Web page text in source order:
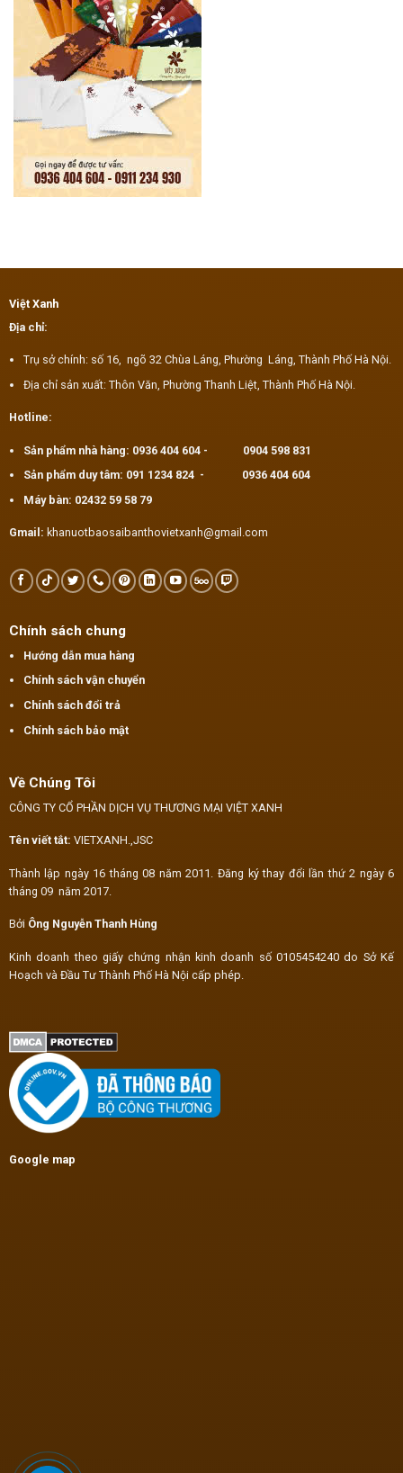
Việt Xanh
Địa chỉ:
Trụ sở chính: số 16, ngõ 32 Chùa Láng, Phường Láng, Thành Phố Hà Nội.
Địa chỉ sản xuất: Thôn Văn, Phường Thanh Liệt, Thành Phố Hà Nội.
Hotline:
Sản phẩm nhà hàng: 0936 404 604- 0904 598 831
Sản phẩm duy tâm: 091 1234 824 -
0936 404 604
Máy bàn: 02432 59 58 79
Gmail: khanuotbaosaibanthovietxanh@gmail.com
Chính sách chung
Hướng dẫn mua hàng
Chính sách vận chuyển
Chính sách đổi trả
Chính sách bảo mật
Về Chúng Tôi
CÔNG TY CỔ PHẦN DỊCH VỤ THƯƠNG MẠI VIỆT XANH
Tên viết tắt: VIETXANH.,JSC
Thành lập ngày 16 tháng 08 năm 2011. Đăng ký thay đổi lần thứ 2 ngày 6
tháng 09 năm 2017.
Bởi Ông Nguyễn Thanh Hùng
Kinh doanh theo giấy chứng nhận kinh doanh số 0105454240 do Sở Kế
Hoạch và Đầu Tư Thành Phố Hà Nội cấp phép.
Google map